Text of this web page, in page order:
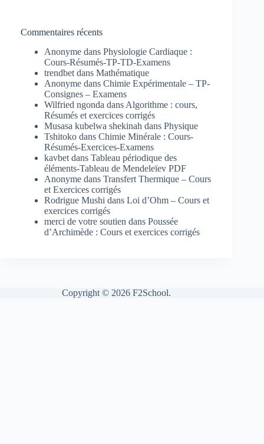
Commentaires récents
Anonyme dans Physiologie Cardiaque :
Cours-Résumés-TP-TD-Examens
trendbet dans Mathématique
Anonyme dans Chimie Expérimentale – TP-
Consignes – Examens
Wilfried ngonda dans Algorithme : cours,
Résumés et exercices corrigés
Musasa kubelwa shekinah dans Physique
Tshitoko dans Chimie Minérale : Cours-
Résumés-Exercices-Examens
kavbet dans Tableau périodique des
éléments-Tableau de Mendeleïev PDF
Anonyme dans Transfert Thermique – Cours
et Exercices corrigés
Rodrigue Mushi dans Loi d’Ohm – Cours et
exercices corrigés
merci de votre soutien dans Poussée
d’Archimède : Cours et exercices corrigés
Copyright © 2026 F2School.